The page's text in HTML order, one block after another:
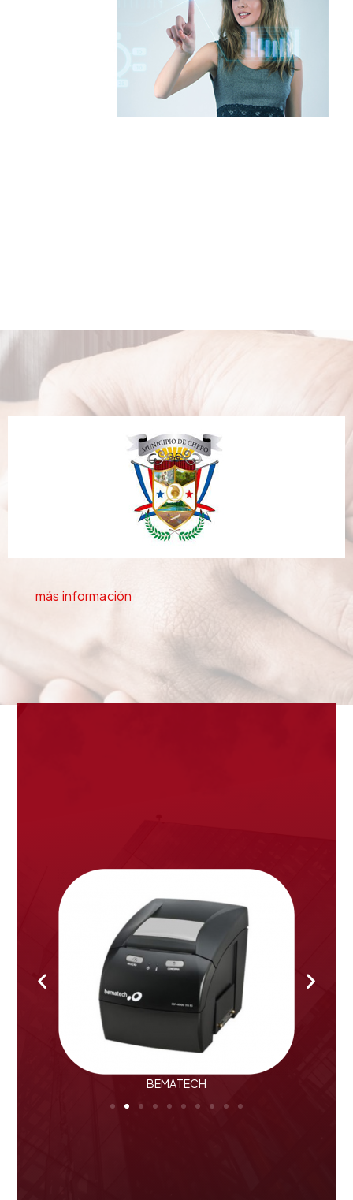
más información
BEMATECH